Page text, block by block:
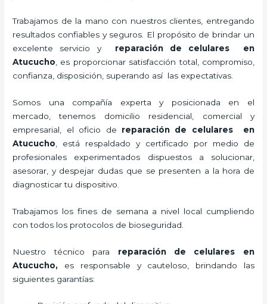
Trabajamos de la mano con nuestros clientes, entregando
resultados confiables y seguros. El propósito de brindar un
excelente servicio y reparación de celulares en
Atucucho , es proporcionar satisfacción total, compromiso,
confianza, disposición, superando así las expectativas.
Somos una compañía experta y posicionada en el
mercado, tenemos domicilio residencial, comercial y
empresarial, el oficio de reparación de celularesen
Atucucho , está respaldado y certificado por medio de
profesionales experimentados dispuestos a solucionar,
asesorar, y despejar dudas que se presenten a la hora de
diagnosticar tu dispositivo.
Trabajamos los fines de semana a nivel local cumpliendo
con todos los protocolos de bioseguridad.
Nuestro técnico para reparación de celulares en
Atucucho, es responsable y cauteloso, brindando las
siguientes garantías: